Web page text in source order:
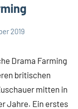
2019
Drama Farming
britischen
mitten in
Jahre. Ein erstes